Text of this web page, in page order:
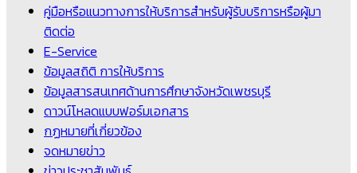
คู่มือหรือแนวทางการให้บริการสำหรับผู้รับบริการหรือผู้มา
ติดต่อ
E-Service
ข้อมูลสถิติ การให้บริการ
ข้อมูลสารสนเทศด้านการศึกษาจังหวัดเพชรบุรี
ดาวน์โหลดแบบฟอร์มเอกสาร
กฏหมายที่เกี่ยวข้อง
จดหมายข่าว